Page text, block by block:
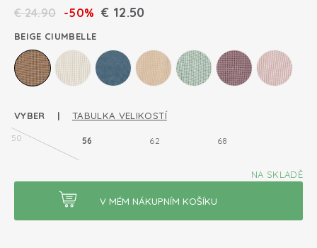
€24.90 -50% € 12.50
BEIGE CIUMBELLE
VYBER | TABULKA VELIKOSTÍ
50 56 62 68
NA SKLADĚ